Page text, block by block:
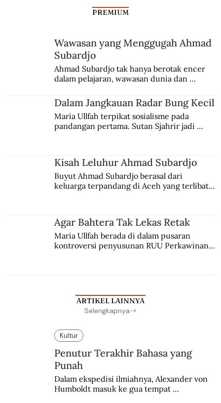
PREMIUM
Wawasan yang Menggugah Ahmad
Subardjo
Ahmad Subardjo tak hanya berotak encer
dalam pelajaran, wawasan dunia dan
Jules Verne, Multatuli, hingga Sun Yat-sen.
Dalam Jangkauan Radar Bung Kecil
Maria Ullfah terpikat sosialisme pada
pandangan pertama. Sutan Sjahrir jadi
Kisah Leluhur Ahmad Subardjo
Buyut Ahmad Subardjo berasal dari
keluarga terpandang di Aceh yang terlibat
Agar Bahtera Tak Lekas Retak
Maria Ullfah berada di dalam pusaran
kontroversi penyusunan RUU Perkawinan.
ARTIKEL LAINNYA
Selengkapnya
Kultur
Penutur Terakhir Bahasa yang
Punah
Dalam ekspedisi ilmiahnya, Alexander von
Humboldt masuk ke gua tempat